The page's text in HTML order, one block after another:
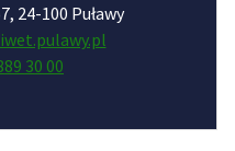
24-100 Puławy
30 00